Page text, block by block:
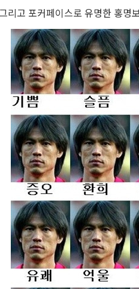
그리고 포커페이스로 유명한 홍명